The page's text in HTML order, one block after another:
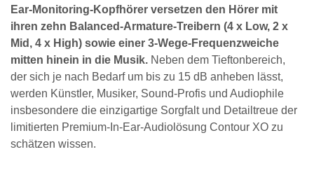
Ear-Monitoring-Kopfhörer versetzen den Hörer mit
ihren zehn Balanced-Armature-Treibern (4 x Low, 2 x
Mid, 4 x High) sowie einer 3-Wege-Frequenzweiche
mitten hinein in die Musik. Neben dem Tieftonbereich,
der sich je nach Bedarf um bis zu 15 dB anheben lässt,
werden Künstler, Musiker, Sound-Profis und Audiophile
insbesondere die einzigartige Sorgfalt und Detailtreue der
limitierten Premium-In-Ear-Audiolösung Contour XO zu
schätzen wissen.